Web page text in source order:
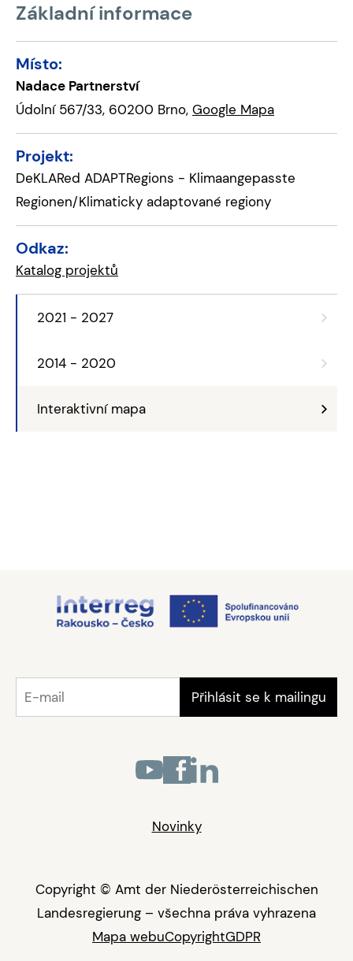
2021 - 2027
2014 - 2020
Interaktivní mapa
Základní informace
Místo:
Nadace Partnerství
Údolní 567/33, 60200 Brno, Google Mapa
Projekt:
DeKLARed ADAPTRegions - Klimaangepasste
Regionen/Klimaticky adaptované regiony
Odkaz:
Katalog projektů
Novinky
Copyright © Amt der Niederösterreichischen
Landesregierung – všechna práva vyhrazena
Mapa webuCopyrightGDPR